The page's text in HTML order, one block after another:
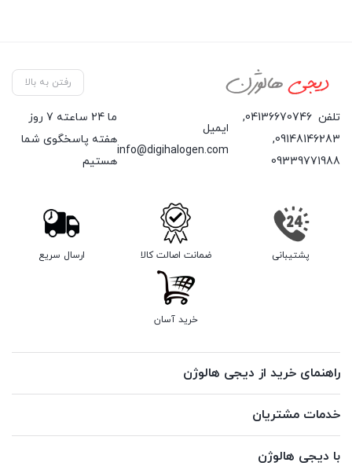
رفتن به بالا
تلفن 04136670746
,
09148146283
,
09339771988
ایمیل
info@digihalogen.com
ما 24 ساعته 7 روز
هفته پاسخگوی شما
هستیم
پشتیبانی ضمانت اصالت کالا ارسال سریع
خرید آسان
راهنمای خرید از دیجی هالوژن
خدمات مشتریان
با دیجی هالوژن